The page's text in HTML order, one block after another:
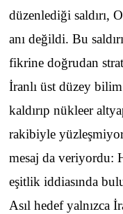
düzenlediği saldırı,
anı değildi. Bu
fikrine doğrudan
İranlı üst düzey
kaldırıp nükleer
rakibiyle
mesaj da veriyordu:
eşitlik iddiasında
Asıl hedef yalnızca